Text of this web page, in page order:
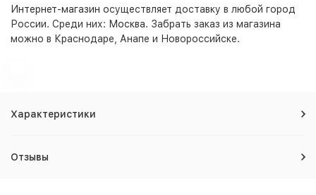
Интернет-магазин осуществляет доставку в любой город
России. Среди них: Москва. Забрать заказ из магазина
можно в Краснодаре, Анапе и Новороссийске.
Характеристики
Отзывы